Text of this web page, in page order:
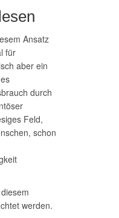
Ansatz
für
aber ein
durch
Feld,
schon
werden.